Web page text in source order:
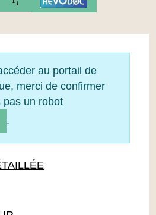
au portail de
merci de confirmer
pas un robot
.